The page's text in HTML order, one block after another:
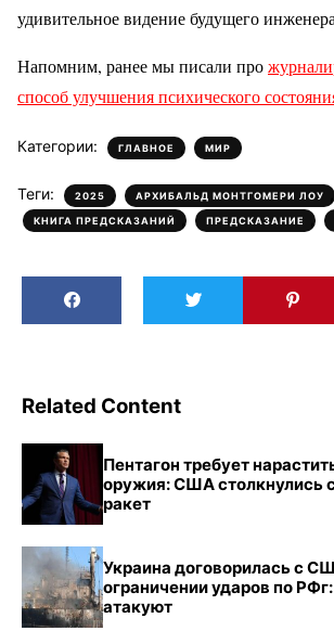
удивительное видение будущего
Напомним, ранее мы писали про
способ улучшения психического
Категории: ГЛАВНОЕ , МИР
Теги: 2025 , АРХИБАЛЬД МОНТГОМЕРИ ЛОУ ,
КНИГА ПРЕДСКАЗАНИЙ , ПРЕДСКАЗАНИЕ ,
Related Content
Пентагон требует
оружия: США столкнулись
ракет
Украина договорилась с
ограничении ударов по
атакуют